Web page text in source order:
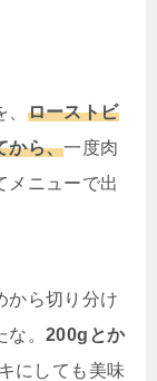
ローストビ
から、一度肉
メニューで出
から切り分け
。 200gとか
にしても美味